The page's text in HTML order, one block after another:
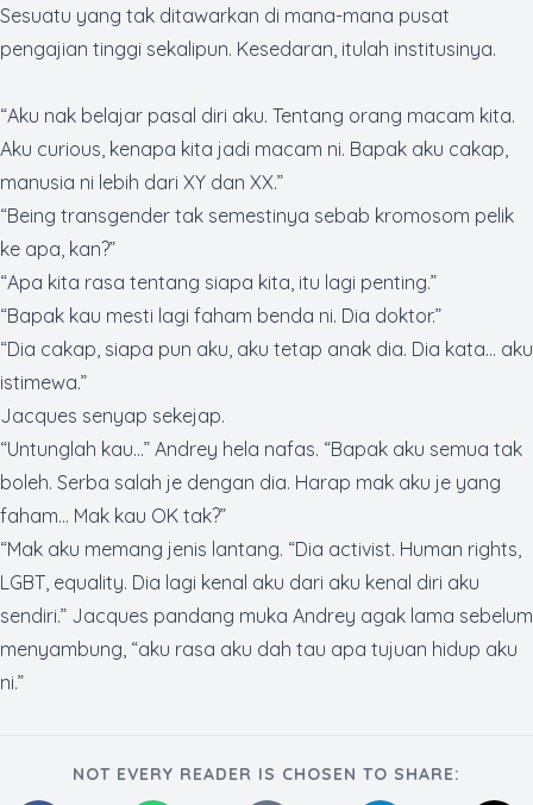
Sesuatu yang tak ditawarkan di mana-mana pusat
pengajian tinggi sekalipun. Kesedaran, itulah institusinya.
“Aku nak belajar pasal diri aku. Tentang orang macam kita.
Aku curious, kenapa kita jadi macam ni. Bapak aku cakap,
manusia ni lebih dari XY dan XX.”
“Being transgender tak semestinya sebab kromosom pelik
ke apa, kan?”
“Apa kita rasa tentang siapa kita, itu lagi penting.”
“Bapak kau mesti lagi faham benda ni. Dia doktor.”
“Dia cakap, siapa pun aku, aku tetap anak dia. Dia kata… aku
istimewa.”
Jacques senyap sekejap.
“Untunglah kau…” Andrey hela nafas. “Bapak aku semua tak
boleh. Serba salah je dengan dia. Harap mak aku je yang
faham… Mak kau OK tak?”
“Mak aku memang jenis lantang. “Dia activist. Human rights,
LGBT, equality. Dia lagi kenal aku dari aku kenal diri aku
sendiri.” Jacques pandang muka Andrey agak lama sebelum
menyambung, “aku rasa aku dah tau apa tujuan hidup aku
ni.”
NOT EVERY READER IS CHOSEN TO SHARE: